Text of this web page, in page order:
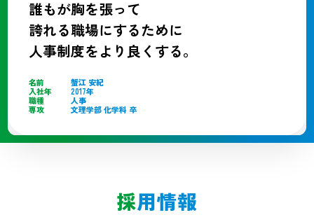
誰もが胸を張って
誇れる職場にするために
人事制度をより良くする。
名前
蟹江 安紀
入社年
2017年
職種
人事
専攻
文理学部 化学科 卒
採用情報